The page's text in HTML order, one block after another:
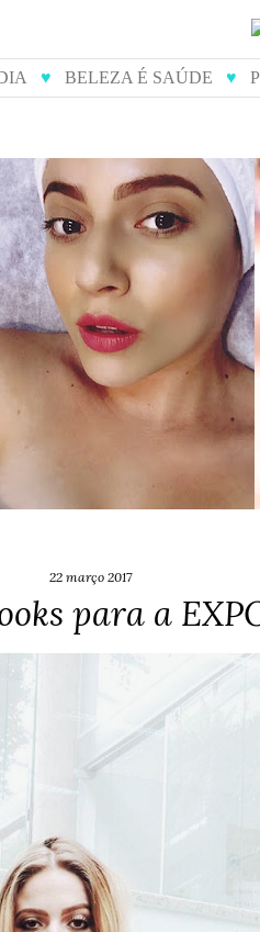
♥ BELEZA É SAÚDE ♥
diamante - como é
feito
22 março 2017
para a